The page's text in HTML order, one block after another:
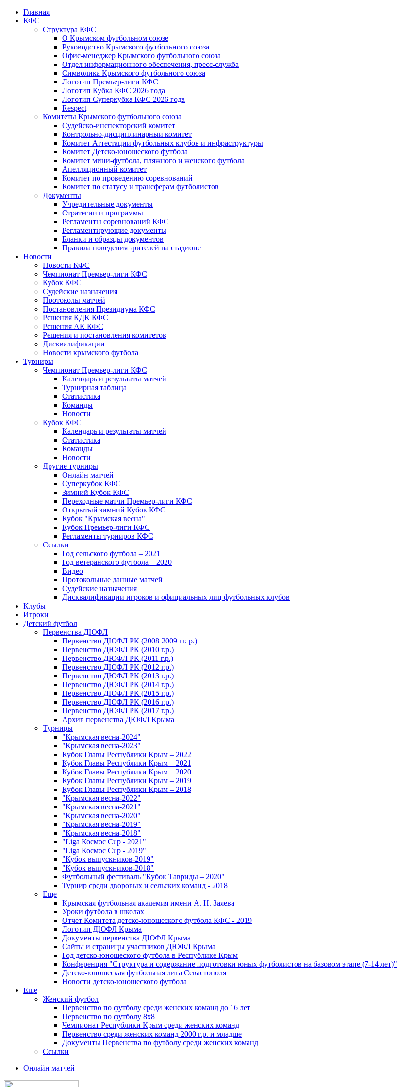
Главная
КФС
Структура КФС
О Крымском футбольном союзе
Руководство Крымского футбольного союза
Офис-менеджер Крымского футбольного союза
Отдел информационного обеспечения, пресс-служба
Символика Крымского футбольного союза
Логотип Премьер-лиги КФС
Логотип Кубка КФС 2026 года
Логотип Суперкубка КФС 2026 года
Respect
Комитеты Крымского футбольного союза
Судейско-инспекторский комитет
Контрольно-дисциплинарный комитет
Комитет Аттестации футбольных клубов и инфраструктуры
Комитет Детско-юношеского футбола
Комитет мини-футбола, пляжного и женского футбола
Апелляционный комитет
Комитет по проведению соревнований
Комитет по статусу и трансферам футболистов
Документы
Учредительные документы
Стратегии и программы
Регламенты соревнований КФС
Регламентирующие документы
Бланки и образцы документов
Правила поведения зрителей на стадионе
Новости
Новости КФС
Чемпионат Премьер-лиги КФС
Кубок КФС
Судейские назначения
Протоколы матчей
Постановления Президиума КФС
Решения КДК КФС
Решения АК КФС
Решения и постановления комитетов
Дисквалификации
Новости крымского футбола
Турниры
Чемпионат Премьер-лиги КФС
Календарь и результаты матчей
Турнирная таблица
Статистика
Команды
Новости
Кубок КФС
Календарь и результаты матчей
Статистика
Команды
Новости
Другие турниры
Онлайн матчей
Суперкубок КФС
Зимний Кубок КФС
Переходные матчи Премьер-лиги КФС
Открытый зимний Кубок КФС
Кубок "Крымская весна"
Кубок Премьер-лиги КФС
Регламенты турниров КФС
Ссылки
Год сельского футбола – 2021
Год ветеранского футбола – 2020
Видео
Протокольные данные матчей
Судейские назначения
Дисквалификации игроков и официальных лиц футбольных клубов
Клубы
Игроки
Детский футбол
Первенства ДЮФЛ
Первенство ДЮФЛ РК (2008-2009 гг. р.)
Первенство ДЮФЛ РК (2010 г.р.)
Первенство ДЮФЛ РК (2011 г.р.)
Первенство ДЮФЛ РК (2012 г.р.)
Первенство ДЮФЛ РК (2013 г.р.)
Первенство ДЮФЛ РК (2014 г.р.)
Первенство ДЮФЛ РК (2015 г.р.)
Первенство ДЮФЛ РК (2016 г.р.)
Первенство ДЮФЛ РК (2017 г.р.)
Архив первенства ДЮФЛ Крыма
Турниры
"Крымская весна-2024"
"Крымская весна-2023"
Кубок Главы Республики Крым – 2022
Кубок Главы Республики Крым – 2021
Кубок Главы Республики Крым – 2020
Кубок Главы Республики Крым – 2019
Кубок Главы Республики Крым – 2018
"Крымская весна-2022"
"Крымская весна-2021"
"Крымская весна-2020"
"Крымская весна-2019"
"Крымская весна-2018"
"Liga Космос Cup - 2021"
"Liga Космос Cup - 2019"
"Кубок выпускников-2019"
"Кубок выпускников-2018"
Футбольный фестиваль "Кубок Тавриды – 2020"
Турнир среди дворовых и сельских команд - 2018
Еще
Крымская футбольная академия имени А. Н. Заяева
Уроки футбола в школах
Отчет Комитета детско-юношеского футбола КФС - 2019
Логотип ДЮФЛ Крыма
Документы первенства ДЮФЛ Крыма
Сайты и страницы участников ДЮФЛ Крыма
Год детско-юношеского футбола в Республике Крым
Конференция "Структура и содержание подготовки юных футболистов на базовом этапе (7-14 лет)"
Детско-юношеская футбольная лига Севастополя
Новости детско-юношеского футбола
Еще
Женский футбол
Первенство по футболу среди женских команд до 16 лет
Первенство по футболу 8х8
Чемпионат Республики Крым среди женских команд
Первенство среди женских команд 2000 г.р. и младше
Документы Первенства по футболу среди женских команд
Ссылки
Онлайн матчей